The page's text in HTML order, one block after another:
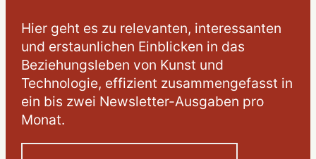
Hier geht es zu relevanten, interessanten
und erstaunlichen Einblicken in das
Beziehungsleben von Kunst und
Technologie, effizient zusammengefasst in
ein bis zwei Newsletter-Ausgaben pro
Monat.